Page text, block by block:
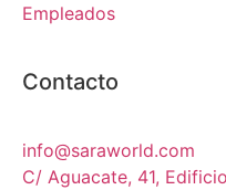
Empleados
Contacto
info@saraworld.com
C/ Aguacate, 41,